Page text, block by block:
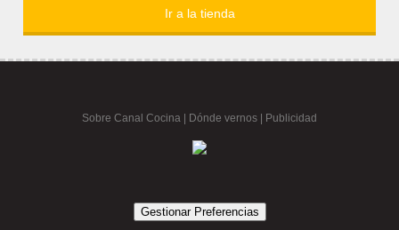
Ir a la tienda
Sobre Canal Cocina Dónde vernos | Publicidad
Gestionar Preferencias